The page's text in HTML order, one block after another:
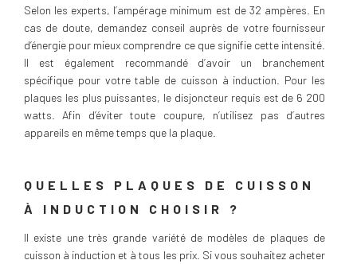
Selon les experts, l’ampérage minimum est de 32 ampères. En
cas de doute, demandez conseil auprès de votre fournisseur
d’énergie pour mieux comprendre ce que signifie cette intensité.
Il est également recommandé d’avoir un branchement
spécifique pour votre table de cuisson à induction. Pour les
plaques les plus puissantes, le disjoncteur requis est de 6 200
watts. Afin d’éviter toute coupure, n’utilisez pas d’autres
appareils en même temps que la plaque.
QUELLES PLAQUES DE CUISSON
À INDUCTION CHOISIR ?
Il existe une très grande variété de modèles de plaques de
cuisson à induction et à tous les prix. Si vous souhaitez acheter